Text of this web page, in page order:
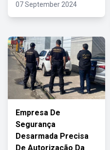
07 September 2024
Empresa De
Segurança
Desarmada Precisa
De Autorização Da